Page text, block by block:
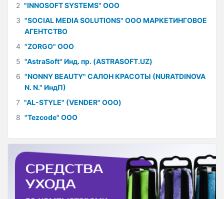
2 "INNOSOFT SYSTEMS" ООО
3 "SOCIAL MEDIA SOLUTIONS" ООО МАРКЕТИНГОВОЕ
АГЕНТСТВО
4 "ZORGO" ООО
5 "AstraSoft" Инд. пр. (ASTRASOFT.UZ)
6 "NONNY BEAUTY" САЛОН КРАСОТЫ (NURATDINOVA
N. N." ИндП)
7 "AL-STYLE" (VENDER" ООО)
8 "Tezcode" ООО